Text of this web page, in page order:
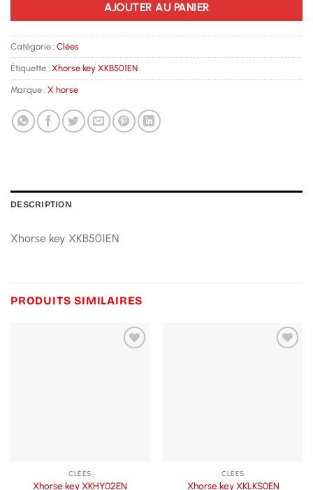
AJOUTER AU PANIER
Catégorie : Clées
Étiquette : Xhorse key XKB501EN
Marque : X horse
DESCRIPTION
Xhorse key XKB501EN
PRODUITS SIMILAIRES
CLÉES
Xhorse key XKHY02EN
CLÉES
Xhorse key XKLKS0EN